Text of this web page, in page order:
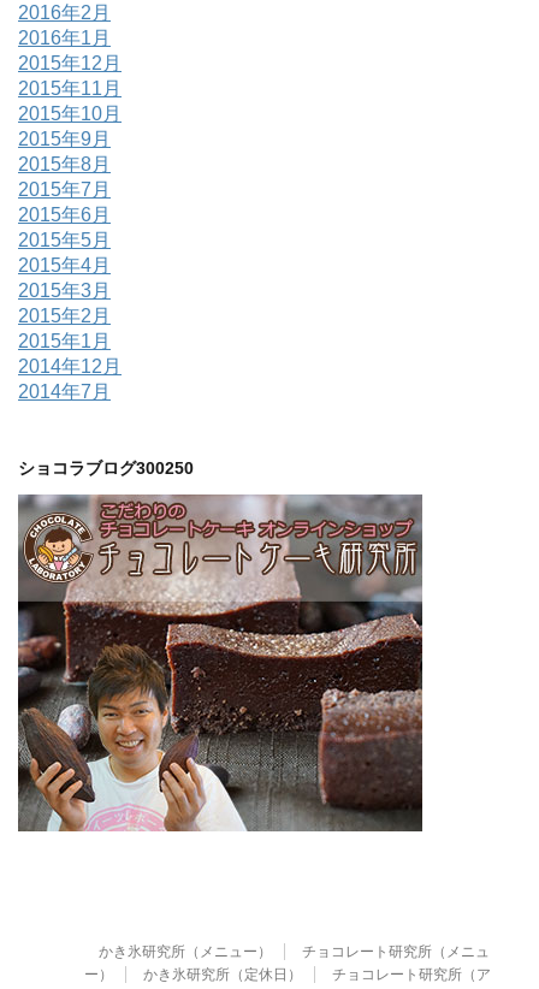
2016年2月
2016年1月
2015年12月
2015年11月
2015年10月
2015年9月
2015年8月
2015年7月
2015年6月
2015年5月
2015年4月
2015年3月
2015年2月
2015年1月
2014年12月
2014年7月
ショコラブログ300250
かき氷研究所（メニュー）
チョコレート研究所（メニュ
ー）
かき氷研究所（定休日） チョコレート研究所（ア